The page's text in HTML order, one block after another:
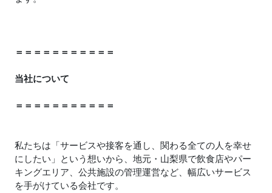
＝＝＝＝＝＝＝＝＝＝＝
当社について
＝＝＝＝＝＝＝＝＝＝＝
私たちは「サービスや接客を通し、関わる全ての人を幸せ
にしたい」という想いから、地元・山梨県で飲食店やパー
キングエリア、公共施設の管理運営など、幅広いサービス
を手がけている会社です。